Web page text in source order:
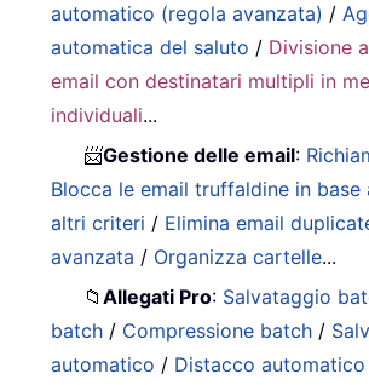
automatico (regola avanzata) /
automatica del saluto / Divisione
email con destinatari multipli in
individuali...
📨Gestione delle email:
Blocca le email truffaldine in base
altri criteri / Elimina email
avanzata / Organizza cartelle...
📁Allegati Pro: Salvataggio
batch / Compressione batch /
automatico / Distacco automatico